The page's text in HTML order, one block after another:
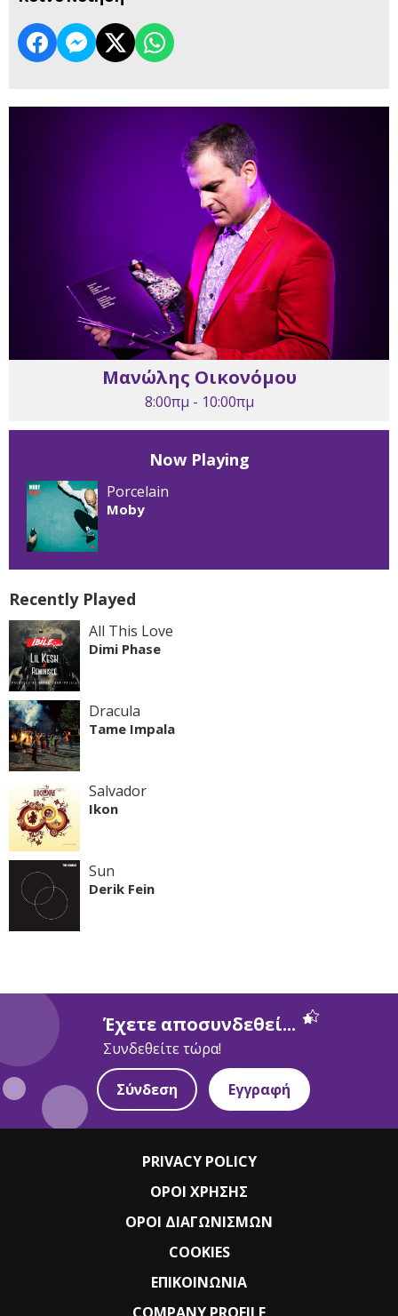
Μανώλης Οικονόμου
8:00πμ - 10:00πμ
Now Playing
Porcelain
Moby
Recently Played
All This Love
Dimi Phase
Dracula
Tame Impala
Salvador
Ikon
Sun
Derik Fein
Έχετε αποσυνδεθεί...
Συνδεθείτε τώρα!
Σύνδεση Εγγραφή
PRIVACY POLICY
ΟΡΟΙ ΧΡΗΣΗΣ
ΟΡΟΙ ΔΙΑΓΩΝΙΣΜΩΝ
COOKIES
ΕΠΙΚΟΙΝΩΝΙΑ